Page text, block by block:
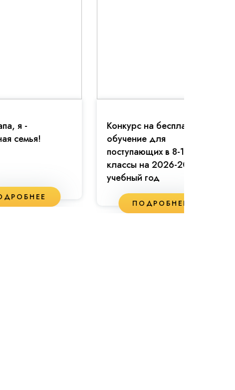
Конкурс на бесплатное
обучение для
поступающих в 8-11
классы на 2026-2027
учебный год
ПОДРОБНЕЕ